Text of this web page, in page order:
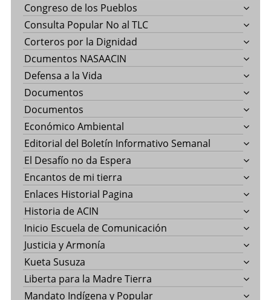
Congreso de los Pueblos
Consulta Popular No al TLC
Corteros por la Dignidad
Dcumentos NASAACIN
Defensa a la Vida
Documentos
Documentos
Económico Ambiental
Editorial del Boletín Informativo Semanal
El Desafío no da Espera
Encantos de mi tierra
Enlaces Historial Pagina
Historia de ACIN
Inicio Escuela de Comunicación
Justicia y Armonía
Kueta Susuza
Liberta para la Madre Tierra
Mandato Indígena y Popular